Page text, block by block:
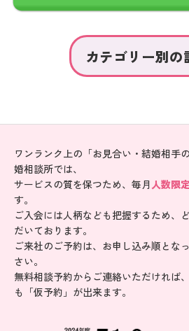
ワンランク上の「お見合い・結婚相手
婚相談所では、
サービスの質を保つため、毎月人数限
す。
ご入会には人柄なども把握するため、
だいております。
ご来社のご予約は、お申し込み順とな
さい。
無料相談予約からご連絡いただければ
も「仮予約」が出来ます。